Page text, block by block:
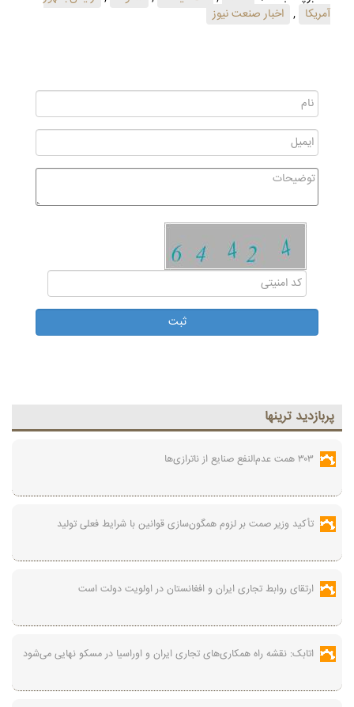
آمریکا , اخبار صنعت نیوز
پربازديد ترينها
۳۰۳ همت عدم‌النفع صنایع از ناترازی‌ها
تأکید وزیر صمت بر لزوم همگون‌سازی قوانین با شرایط فعلی تولید
ارتقای روابط تجاری ایران و افغانستان در اولویت دولت است
اتابک: نقشه راه همکاری‌های تجاری ایران و اوراسیا در مسکو نهایی می‌شود